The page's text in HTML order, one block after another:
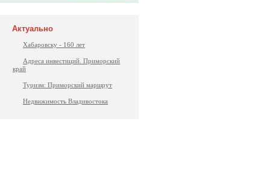
Актуально
Хабаровску - 160 лет
Адреса инвестиций. Приморский
край
Туризм: Приморский маршрут
Недвижимость Владивостока